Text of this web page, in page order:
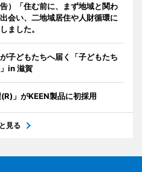
）「住む前に、まず地域と関わ
会い、二地域居住や人財循環に
ました。
子どもたちへ届く「子どもたち
in 滋賀
」がKEEN製品に初採用
見る